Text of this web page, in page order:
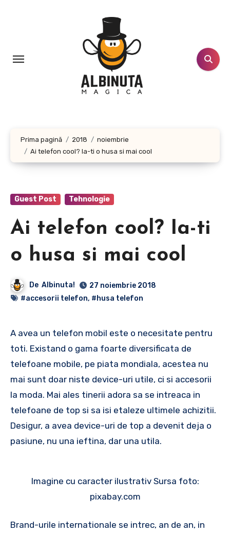
Prima pagină 2018
noiembrie
Ai telefon cool? Ia-ti o husa si mai cool
Guest Post Tehnologie
Ai telefon cool? Ia-ti
o husa si mai cool
De Albinuta!
27 noiembrie 2018
#accesorii telefon, #husa telefon
A avea un telefon mobil este o necesitate pentru
toti. Existand o gama foarte diversificata de
telefoane mobile, pe piata mondiala, acestea nu
mai sunt doar niste device-uri utile, ci si accesorii
la moda. Mai ales tinerii adora sa se intreaca in
telefoane de top si sa isi etaleze ultimele achizitii.
Desigur, a avea device-uri de top a devenit deja o
pasiune, nu una ieftina, dar una utila.
Imagine cu caracter ilustrativ Sursa foto:
pixabay.com
Brand-urile internationale se intrec, an de an, in